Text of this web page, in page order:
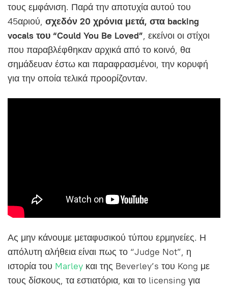
τους εμφάνιση. Παρά την αποτυχία αυτού του
45αριού, σχεδόν 20 χρόνια μετά, στα backing
vocals του “Could You Be Loved”, εκείνοι οι στίχοι
που παραβλέφθηκαν αρχικά από το κοινό, θα
σημάδευαν έστω και παραφρασμένοι, την κορυφή
για την οποία τελικά προορίζονταν.
Ας μην κάνουμε μεταφυσικού τύπου ερμηνείες. Η
απόλυτη αλήθεια είναι πως το “Judge Not”, η
ιστορία του Marley και της Beverley’s του Kong με
τους δίσκους, τα εστιατόρια, και το licensing για